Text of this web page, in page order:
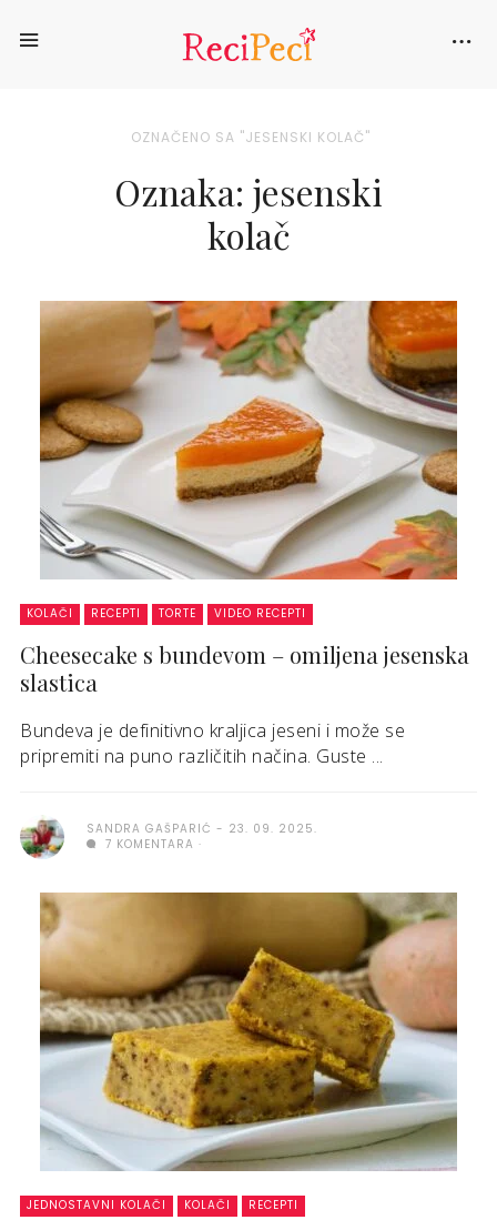
OZNAČENO SA "JESENSKI KOLAČ"
Oznaka: jesenski
kolač
KOLAČI RECEPTI TORTE VIDEO RECEPTI
Cheesecake s bundevom – omiljena jesenska
slastica
Bundeva je definitivno kraljica jeseni i može se
pripremiti na puno različitih načina. Guste ...
SANDRA GAŠPARIĆ
23. 09. 2025.
7 KOMENTARA
JEDNOSTAVNI KOLAČI KOLAČI RECEPTI